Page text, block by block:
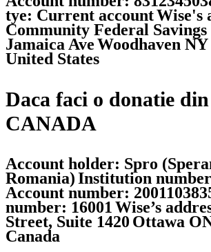
tye: Current accountWise's
Community Federal Savings
Jamaica AveWoodhaven NY
United States
Daca faci o donatie din
CANADA
Account holder: Spro
Romania)Institution
Account number:
number: 16001 Wise’s
Street, Suite 1420 Ottawa
Canada